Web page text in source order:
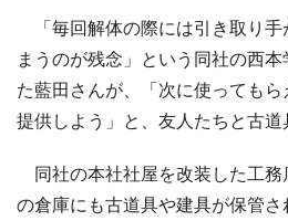
「毎回解体の際には引き取り手
まうのが残念」という同社の西
た藍田さんが、「次に使っても
提供しよう」と、友人たちと古道
同社の本社社屋を改装した工務
の倉庫にも古道具や建具が保管